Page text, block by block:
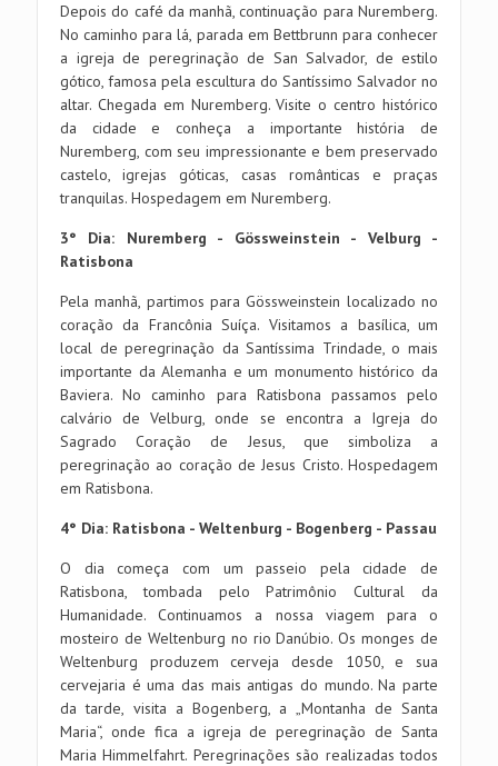
Depois do café da manhã, continuação para Nuremberg.
No caminho para lá, parada em Bettbrunn para conhecer
a igreja de peregrinação de San Salvador, de estilo
gótico, famosa pela escultura do Santíssimo Salvador no
altar. Chegada em Nuremberg. Visite o centro histórico
da cidade e conheça a importante história de
Nuremberg, com seu impressionante e bem preservado
castelo, igrejas góticas, casas românticas e praças
tranquilas. Hospedagem em Nuremberg.
3° Dia: Nuremberg - Gössweinstein - Velburg -
Ratisbona
Pela manhã, partimos para Gössweinstein localizado no
coração da Francônia Suíça. Visitamos a basílica, um
local de peregrinação da Santíssima Trindade, o mais
importante da Alemanha e um monumento histórico da
Baviera. No caminho para Ratisbona passamos pelo
calvário de Velburg, onde se encontra a Igreja do
Sagrado Coração de Jesus, que simboliza a
peregrinação ao coração de Jesus Cristo. Hospedagem
em Ratisbona.
4° Dia: Ratisbona - Weltenburg - Bogenberg - Passau
O dia começa com um passeio pela cidade de
Ratisbona, tombada pelo Patrimônio Cultural da
Humanidade. Continuamos a nossa viagem para o
mosteiro de Weltenburg no rio Danúbio. Os monges de
Weltenburg produzem cerveja desde 1050, e sua
cervejaria é uma das mais antigas do mundo. Na parte
da tarde, visita a Bogenberg, a „Montanha de Santa
Maria“, onde fica a igreja de peregrinação de Santa
Maria Himmelfahrt. Peregrinações são realizadas todos